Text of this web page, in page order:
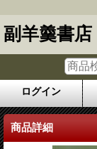
副羊羹書店
ログイン
商品詳細